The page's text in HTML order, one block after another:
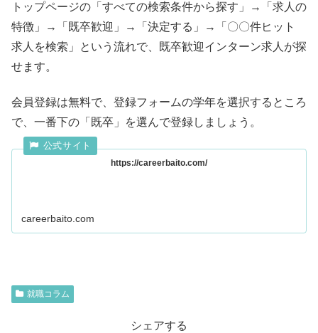
トップページの「すべての検索条件から探す」→「求人の
特徴」→「既卒歓迎」→「決定する」→「〇〇件ヒット
求人を検索」という流れで、既卒歓迎インターン求人が探
せます。
会員登録は無料で、登録フォームの学年を選択するところ
で、一番下の「既卒」を選んで登録しましょう。
https://careerbaito.com/
careerbaito.com
就職コラム
シェアする